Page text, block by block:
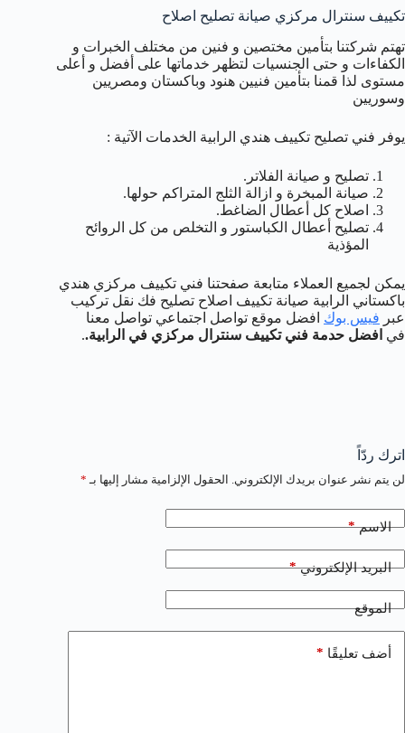
تكييف سنترال مركزي صيانة تصليح اصلاح
تهتم شركتنا بتأمين مختصين و فنين من مختلف الخبرات و
الكفاءات و حتى الجنسيات لتظهر خدماتها على أفضل و أعلى
مستوى لذا قمنا بتأمين فنيين هنود وباكستان ومصريين
وسوريين
يوفر فني تصليح تكييف هندي الرابية الخدمات الآتية :
تصليح و صيانة الفلاتر.
صيانة المبخرة و ازالة الثلج المتراكم حولها.
اصلاح كل أعطال الضاغط.
تصليح أعطال الكباستور و التخلص من كل الروائح
المؤذية
يمكن لجميع العملاء متابعة صفحتنا فني تكييف مركزي هندي
باكستاني الرابية صيانة تكييف اصلاح تصليح فك نقل تركيب
عبر فيس بوك افضل موقع تواصل اجتماعي تواصل معنا
في افضل حدمة فني تكييف سنترال مركزي في الرابية..
اترك ردّاً
لن يتم نشر عنوان بريدك الإلكتروني. الحقول الإلزامية مشار إليها بـ *
الاسم*
البريد الإلكتروني*
الموقع
أضف تعليقًا *